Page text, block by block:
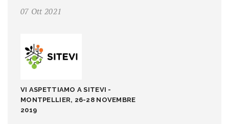
07 Ott 2021
VI ASPETTIAMO A SITEVI -
MONTPELLIER, 26-28 NOVEMBRE
2019